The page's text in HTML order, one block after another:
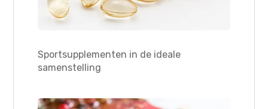
Sportsupplementen in de ideale
samenstelling